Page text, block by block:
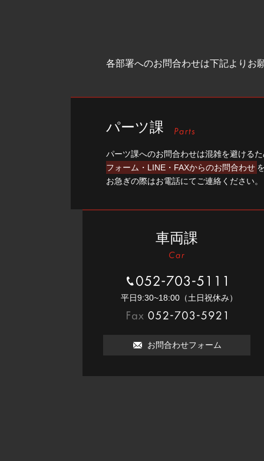
各部署へのお問合わせは下記よりお
パーツ課
パーツ課へのお問合わせは混雑を避ける
フォーム・LINE・FAXからのお問合わせ
お急ぎの際はお電話にてご連絡ください。
車両課
052-703-5111
平⽇9:30~18:00（⼟⽇祝休み）
お問合わせフォーム